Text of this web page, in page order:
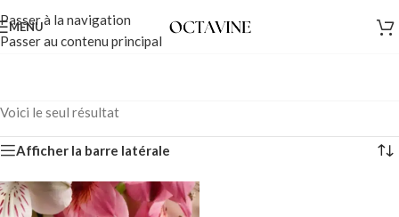
Passer à la navigation
Passer au contenu principal
MENU
Voici le seul résultat
Afficher la barre latérale